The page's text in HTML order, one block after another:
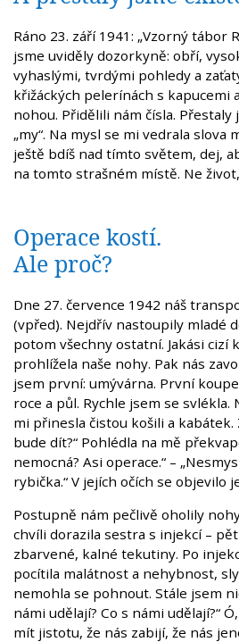
Ráno 23. září 1941: „Vzorný tábor
jsme uviděly dozorkyně: obří,
vyhaslými, tvrdými pohledy a
křižáckých pelerínách s kapucemi
nohou. Přidělili nám čísla. Přestaly
„my“. Na mysl se mi vedrala slova
ještě bdíš nad tímto světem, dej,
na tomto strašném místě. Ne život,
Operace kostí.
Ale proč?
Dne 27. července 1942 náš
(vpřed). Nejdřív nastoupily mladé
potom všechny ostatní. Jakási cizí
prohlížela naše nohy. Pak nás
jsem první: umývárna. První
roce a půl. Rychle jsem se svlékla.
mi přinesla čistou košili a kabátek.
bude dít?“ Pohlédla na mě
nemocná? Asi operace.“ –
rybička.“ V jejích očích se objevilo
Postupně nám pečlivě oholily
chvíli dorazila sestra s injekcí –
zbarvené, kalné tekutiny. Po
pocítila malátnost a nehybnost,
nemohla se pohnout. Stále jsem
námi udělají? Co s námi udělají?“
mít jistotu, že nás zabijí, že nás